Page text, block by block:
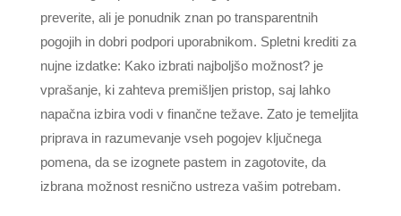
preverite, ali je ponudnik znan po transparentnih
pogojih in dobri podpori uporabnikom. Spletni krediti za
nujne izdatke: Kako izbrati najboljšo možnost? je
vprašanje, ki zahteva premišljen pristop, saj lahko
napačna izbira vodi v finančne težave. Zato je temeljita
priprava in razumevanje vseh pogojev ključnega
pomena, da se izognete pastem in zagotovite, da
izbrana možnost resnično ustreza vašim potrebam.